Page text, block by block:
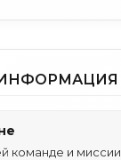
команде и миссии